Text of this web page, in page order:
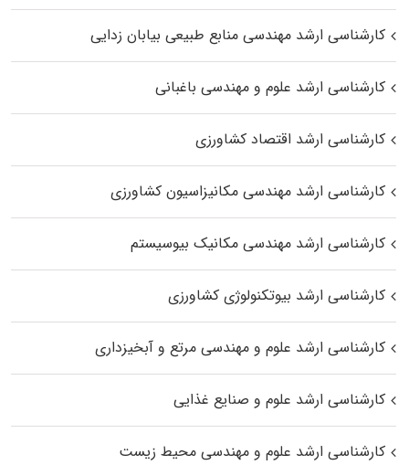
کارشناسی ارشد مهندسی منابع طبیعی بیابان زدایی
کارشناسی ارشد علوم و مهندسی باغبانی
کارشناسی ارشد اقتصاد کشاورزی
کارشناسی ارشد مهندسی مکانیزاسیون کشاورزی
کارشناسی ارشد مهندسی مکانیک بیوسیستم
کارشناسی ارشد بیوتکنولوژی کشاورزی
کارشناسی ارشد علوم و مهندسی مرتع و آبخیزداری
کارشناسی ارشد علوم و صنایع غذایی
کارشناسی ارشد علوم و مهندسی محیط زیست